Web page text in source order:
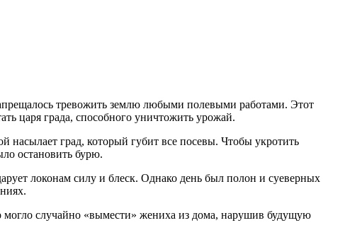
тревожить землю любыми полевыми работами. Этот
царя града, способного уничтожить урожай.
насылает град, который губит все посевы. Чтобы укротить
остановить бурю.
локонам силу и блеск. Однако день был полон и суеверных
могло случайно «вымести» жениха из дома, нарушив будущую